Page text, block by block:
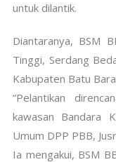
untuk dilantik.
Diantaranya, BSM
Tinggi, Serdang
Kabupaten Batu
“Pelantikan
kawasan Bandara
Umum DPP PBB,
Ia mengakui, BSM